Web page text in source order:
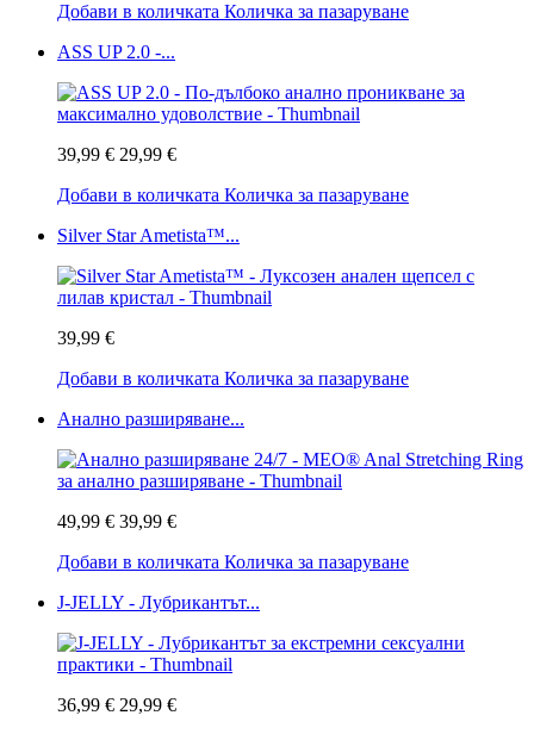
Добави в количката Количка за пазаруване
ASS UP 2.0 -...
39,99 € 29,99 €
Добави в количката Количка за пазаруване
Silver Star Ametista™...
39,99 €
Добави в количката Количка за пазаруване
Анално разширяване...
49,99 € 39,99 €
Добави в количката Количка за пазаруване
J-JELLY - Лубрикантът...
36,99 € 29,99 €